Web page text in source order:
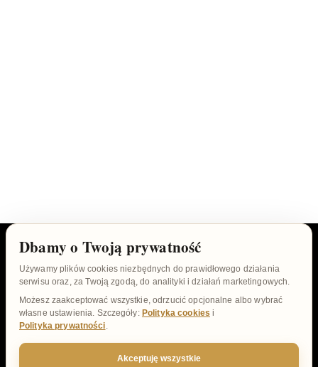
Dbamy o Twoją prywatność
Używamy plików cookies niezbędnych do prawidłowego działania
serwisu oraz, za Twoją zgodą, do analityki i działań marketingowych.
Możesz zaakceptować wszystkie, odrzucić opcjonalne albo wybrać
własne ustawienia. Szczegóły: Polityka cookies i
Polityka prywatności.
Akceptuję wszystkie
Polityka Prywatności | Regulamin sklepu